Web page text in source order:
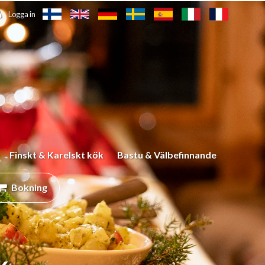
Logga in
Finskt & Karelskt kök Bastu & Välbefinnande
Bokning